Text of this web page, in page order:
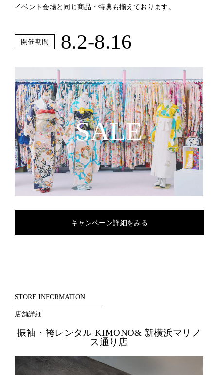
イベント会場と同じ商品・特典も揃えております。
開催期間 8.2-8.16
SALE
キャンペーン詳細をみる
STORE INFORMATION
店舗詳細
振袖・袴レンタル KIMONO& 新横浜マリノ
ス通り店